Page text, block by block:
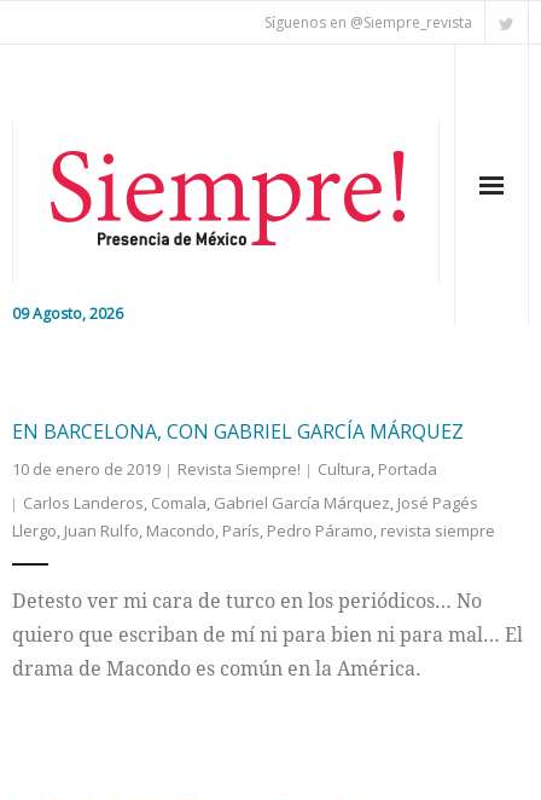
Síguenos en @Siempre_revista
09 Agosto, 2026
Nacional
Colaboradores
Internacional
Cultura
EN BARCELONA, CON GABRIEL GARCÍA MÁRQUEZ
10 de enero de 2019 Revista Siempre! Cultura, Portada
Carlos Landeros, Comala, Gabriel García Márquez, José Pagés
Llergo, Juan Rulfo, Macondo, París, Pedro Páramo, revista siempre
Detesto ver mi cara de turco en los periódicos… No
quiero que escriban de mí ni para bien ni para mal… El
drama de Macondo es común en la América.